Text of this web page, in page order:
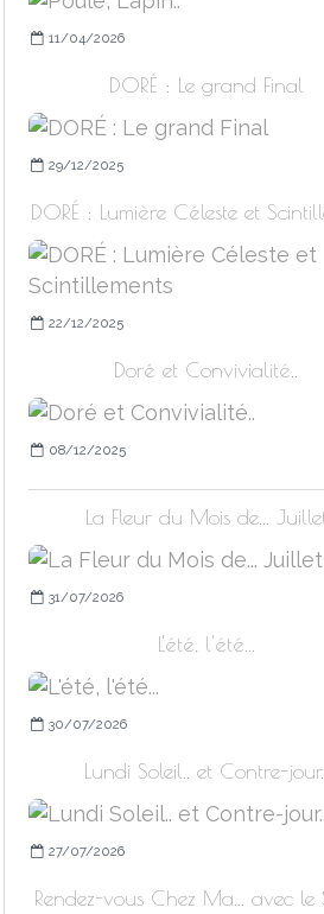
11/04/2026
DORÉ : Le grand Final
29/12/2025
DORÉ : Lumière Céleste et
22/12/2025
Doré et Convivialité..
08/12/2025
La Fleur du Mois de...
31/07/2026
L'été, l'été...
30/07/2026
Lundi Soleil.. et Contre-jour..
27/07/2026
Rendez-vous Chez Ma... avec le